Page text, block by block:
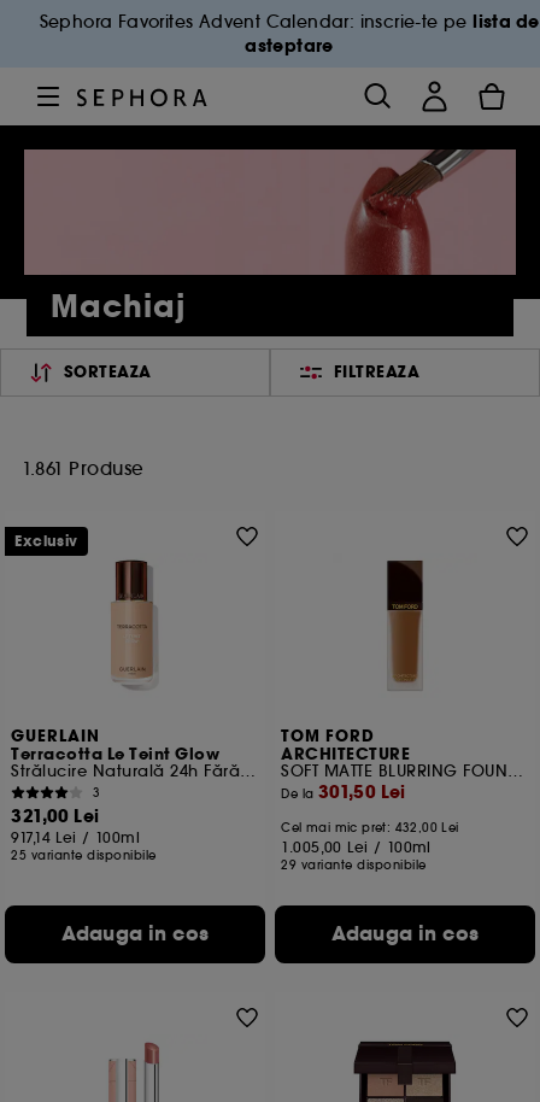
Sephora Favorites Advent Calendar: inscrie-te pe lista de
asteptare
Machiaj
SORTEAZA FILTREAZA
1.861 Produse
GUERLAIN
Terracotta Le Teint Glow
Strălucire Naturală 24h Fără transfer
3
321,00 Lei
917,14 Lei / 100ml
25 variante disponibile
Adauga in cos
Exclusiv
TOM FORD
ARCHITECTURE
SOFT MATTE BLURRING FOUNDATION
De la 301,50 Lei
Cel mai mic pret: 432,00 Lei
1.005,00 Lei / 100ml
29 variante disponibile
Adauga in cos